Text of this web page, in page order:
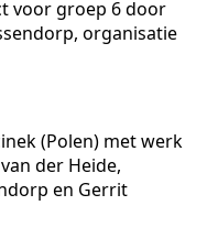
voor groep 6 door
organisatie
(Polen) met werk
der Heide,
en Gerrit